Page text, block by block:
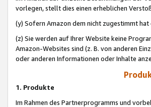
vorlegen, stellt dies einen erheblichen
(y) Sofern Amazon dem nicht zugestimmt
(z) Sie werden auf Ihrer Website keine
Amazon-Websites sind (z. B. von anderen
oder anderen Informationen oder Inhalte
1. Produkte
Im Rahmen des Partnerprogramms und